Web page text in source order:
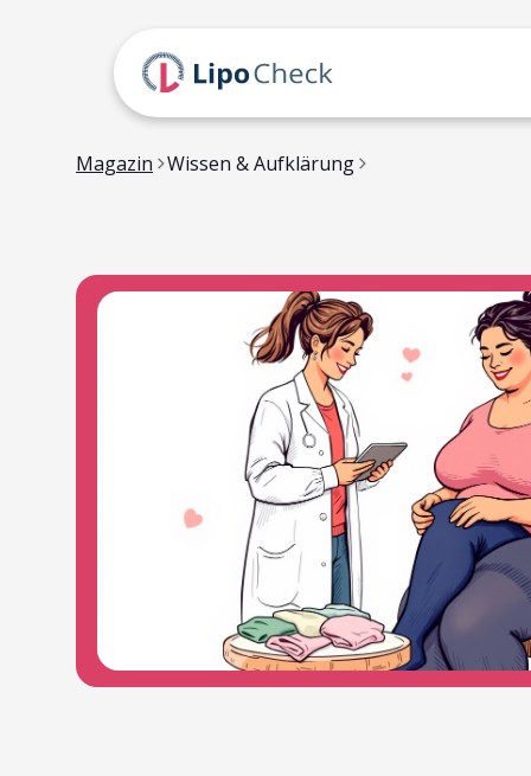
Magazin Wissen & Aufklärung